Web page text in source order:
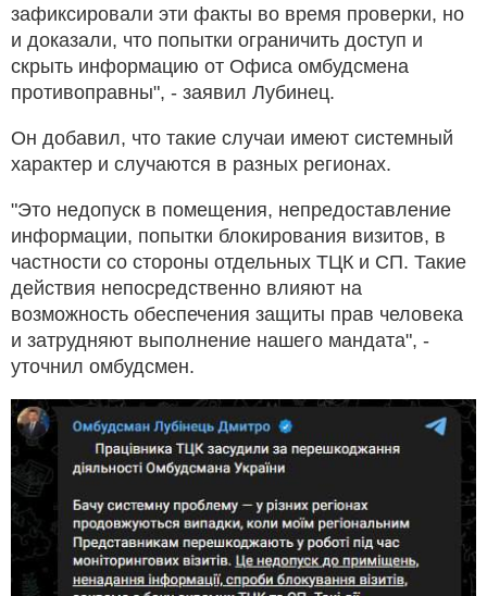
зафиксировали эти факты во время проверки, но
и доказали, что попытки ограничить доступ и
скрыть информацию от Офиса омбудсмена
противоправны", - заявил Лубинец.
Он добавил, что такие случаи имеют системный
характер и случаются в разных регионах.
"Это недопуск в помещения, непредоставление
информации, попытки блокирования визитов, в
частности со стороны отдельных ТЦК и СП. Такие
действия непосредственно влияют на
возможность обеспечения защиты прав человека
и затрудняют выполнение нашего мандата", -
уточнил омбудсмен.